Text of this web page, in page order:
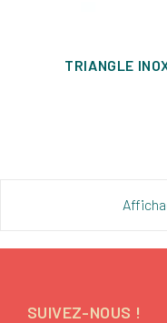
TRIANGLE
SUIVEZ-NOUS !